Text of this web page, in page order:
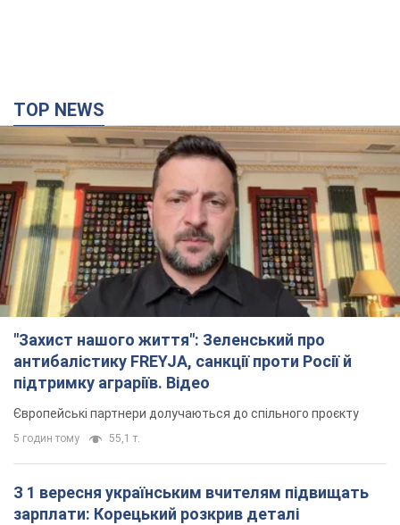
TOP NEWS
"Захист нашого життя": Зеленський про
антибалістику FREYJA, санкції проти Росії й
підтримку аграріїв. Відео
Європейські партнери долучаються до спільного проєкту
5 годин тому 55,1 т.
З 1 вересня українським вчителям підвищать
зарплати: Корецький розкрив деталі